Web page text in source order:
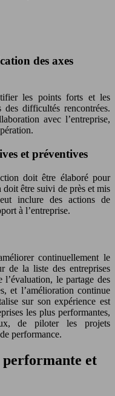
des axes
les points forts et les
des difficultés rencontrées.
avec l’entreprise,
et préventives
doit être élaboré pour
être suivi de près et mis
inclure des actions de
à l’entreprise.
continuellement le
de la liste des entreprises
l’évaluation, le partage des
et l’amélioration continue
sur son expérience est
les plus performantes,
de piloter les projets
performance.
performante et